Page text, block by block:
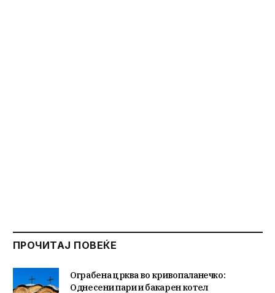
ПРОЧИТАЈ ПОВЕЌЕ
Ограбена црква во кривопаланечко:
Однесени пари и бакарен котел